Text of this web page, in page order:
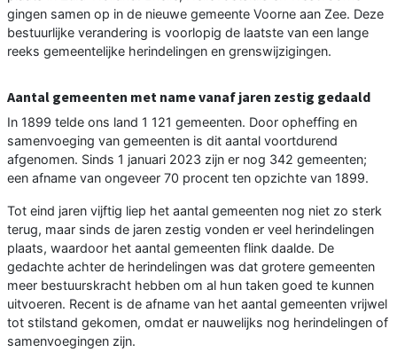
gingen samen op in de nieuwe gemeente Voorne aan Zee. Deze
bestuurlijke verandering is voorlopig de laatste van een lange
reeks gemeentelijke herindelingen en grenswijzigingen.
Aantal gemeenten met name vanaf jaren zestig gedaald
In 1899 telde ons land 1 121 gemeenten. Door opheffing en
samenvoeging van gemeenten is dit aantal voortdurend
afgenomen. Sinds 1 januari 2023 zijn er nog 342 gemeenten;
een afname van ongeveer 70 procent ten opzichte van 1899.
Tot eind jaren vijftig liep het aantal gemeenten nog niet zo sterk
terug, maar sinds de jaren zestig vonden er veel herindelingen
plaats, waardoor het aantal gemeenten flink daalde. De
gedachte achter de herindelingen was dat grotere gemeenten
meer bestuurskracht hebben om al hun taken goed te kunnen
uitvoeren. Recent is de afname van het aantal gemeenten vrijwel
tot stilstand gekomen, omdat er nauwelijks nog herindelingen of
samenvoegingen zijn.